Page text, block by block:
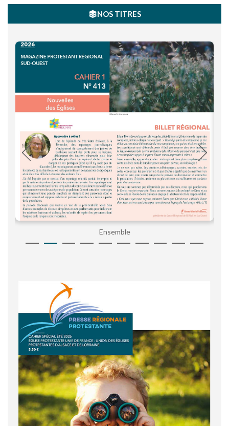
NOS TITRES
Ensemble